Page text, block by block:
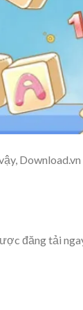
Download.vn
đăng tải